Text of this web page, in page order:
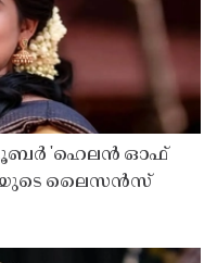
'ഹെലൻ ഓഫ്
ലൈസൻസ്